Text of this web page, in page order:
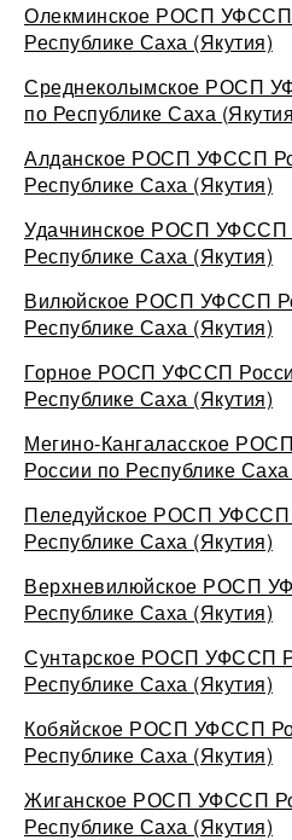
Олекминское РОСП УФССП
Республике Саха (Якутия)
Среднеколымское РОСП
по Республике Саха
Алданское РОСП УФССП
Республике Саха (Якутия)
Удачнинское РОСП УФССП
Республике Саха (Якутия)
Вилюйское РОСП УФССП
Республике Саха (Якутия)
Горное РОСП УФССП
Республике Саха (Якутия)
Мегино-Кангаласское
России по Республике
Пеледуйское РОСП УФССП
Республике Саха (Якутия)
Верхневилюйское РОСП
Республике Саха (Якутия)
Сунтарское РОСП УФССП
Республике Саха (Якутия)
Кобяйское РОСП УФССП
Республике Саха (Якутия)
Жиганское РОСП УФССП
Республике Саха (Якутия)